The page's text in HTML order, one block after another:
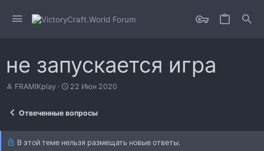
не запускается игра
А
е
FRAMIKplay
Д
а
ч
22 Июн 2020
Отвеченные вопросы
В этой теме нельзя размещать новые ответы.